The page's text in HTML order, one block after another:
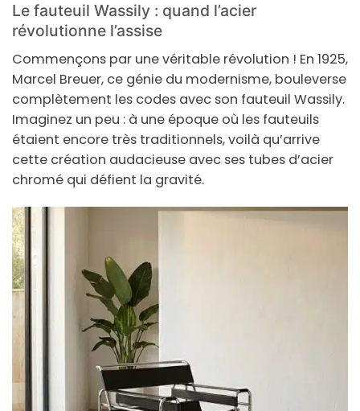
Le fauteuil Wassily : quand l’acier
révolutionne l’assise
Commençons par une véritable révolution ! En 1925,
Marcel Breuer, ce génie du modernisme, bouleverse
complètement les codes avec son fauteuil Wassily.
Imaginez un peu : à une époque où les fauteuils
étaient encore très traditionnels, voilà qu’arrive
cette création audacieuse avec ses tubes d’acier
chromé qui défient la gravité.